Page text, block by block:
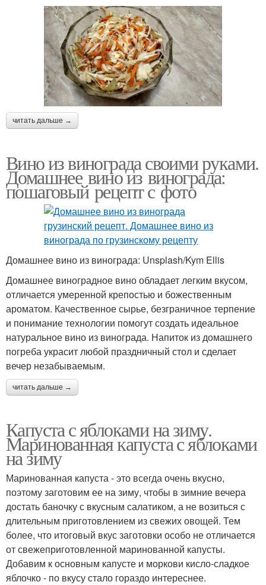
читать дальше →
Вино из винограда своими руками.
Домашнее вино из винограда:
пошаговый рецепт с фото
Домашнее вино из винограда: Unsplash/Kym Ellis
Домашнее виноградное вино обладает легким вкусом,
отличается умеренной крепостью и божественным
ароматом. Качественное сырье, безграничное терпение
и понимание технологии помогут создать идеальное
натуральное вино из винограда. Напиток из домашнего
погреба украсит любой праздничный стол и сделает
вечер незабываемым.
читать дальше →
Капуста с яблоками на зиму.
Маринованная капуста с яблоками
на зиму
Маринованная капуста - это всегда очень вкусно,
поэтому заготовим ее на зиму, чтобы в зимние вечера
достать баночку с вкусным салатиком, а не возиться с
длительным приготовлением из свежих овощей. Тем
более, что итоговый вкус заготовки особо не отличается
от свежеприготовленной маринованной капусты.
Добавим к основным капусте и моркови кисло-сладкое
яблочко - по вкусу стало гораздо интереснее.